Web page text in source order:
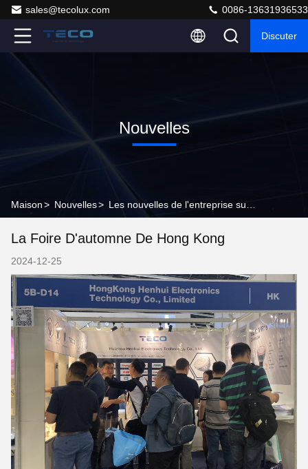
sales@tecolux.com 0086-13631936533
Discuter
Nouvelles
Maison> Nouvelles>
La Foire D'automne De Hong Kong
2024-12-25